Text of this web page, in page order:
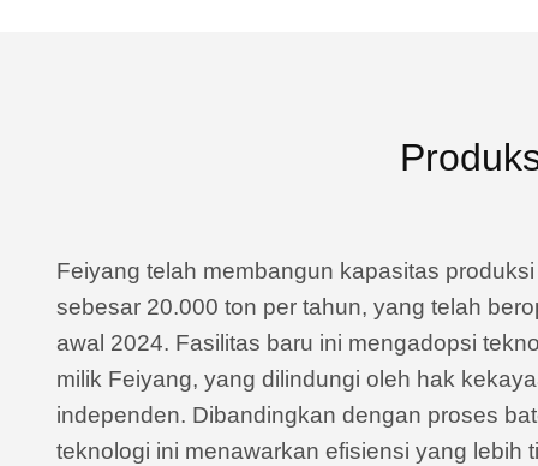
Feiyang telah membangun kapasitas
sebesar 20.000 ton per tahun, yang telah
awal 2024. Fasilitas baru ini mengadopsi
milik Feiyang, yang dilindungi oleh hak
independen. Dibandingkan dengan proses
teknologi ini menawarkan efisiensi yang lebih